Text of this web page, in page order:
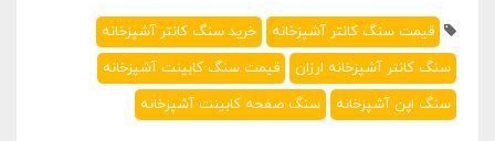
قیمت سنگ کانتر آشپزخانه
خرید سنگ کانتر آشپزخانه
سنگ کانتر آشپزخانه ارزان
قیمت سنگ کابینت آشپزخانه
سنگ اپن آشپزخانه
سنگ صفحه کابینت آشپزخانه